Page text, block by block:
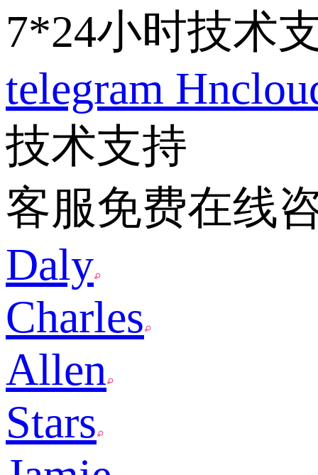
7*24小时技术
telegram
技术支持
客服免费在线
Daly
Charles
Allen
Stars